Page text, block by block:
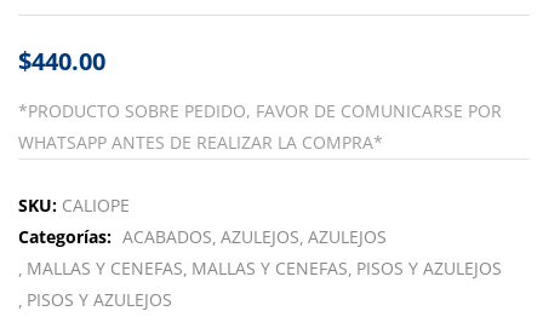
$440.00
*PRODUCTO SOBRE PEDIDO, FAVOR DE COMUNICARSE POR
WHATSAPP ANTES DE REALIZAR LA COMPRA*
SKU: CALIOPE
Categorías: ACABADOS AZULEJOS AZULEJOS
MALLAS Y CENEFAS MALLAS Y CENEFAS PISOS Y AZULEJOS
PISOS Y AZULEJOS